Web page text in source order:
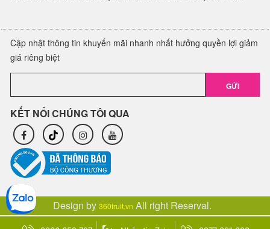
Cập nhật thông tin khuyến mãi nhanh nhất hưởng quyền lợi giảm
giá riêng biệt
GỬI
KẾT NỐI CHÚNG TÔI QUA
Design by 360fruit.vn All right Reserval.